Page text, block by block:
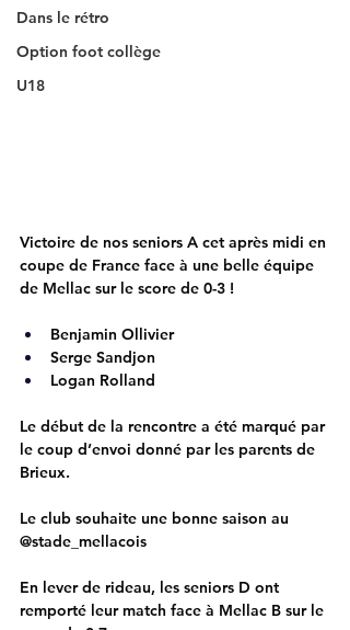
Dans le rétro
Option foot collège
U18
Victoire de nos seniors A cet après midi en
coupe de France face à une belle équipe
de Mellac sur le score de 0-3 !
Benjamin Ollivier
Serge Sandjon
Logan Rolland
Le début de la rencontre a été marqué par
le coup d’envoi donné par les parents de
Brieux.
Le club souhaite une bonne saison au
@stade_mellacois
En lever de rideau, les seniors D ont
remporté leur match face à Mellac B sur le